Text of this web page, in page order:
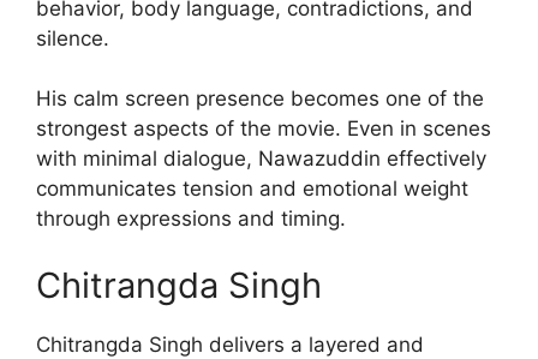
behavior, body language, contradictions, and
silence.
His calm screen presence becomes one of the
strongest aspects of the movie. Even in scenes
with minimal dialogue, Nawazuddin effectively
communicates tension and emotional weight
through expressions and timing.
Chitrangda Singh
Chitrangda Singh delivers a layered and